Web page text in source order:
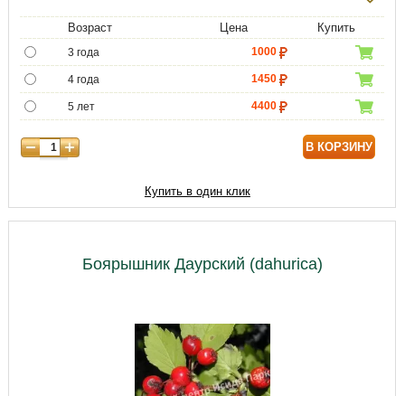
Возраст Цена Купить
3 года 1000
4 года 1450
5 лет 4400
7 лет
В КОРЗИНУ
Купить в один клик
Боярышник Даурский (dahurica)